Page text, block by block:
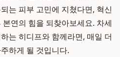
는 피부 고민에 지쳤다면, 혁신
본연의 힘을 되찾아보세요. 차세
는 히디프와 함께라면, 매일 더
하게 될 것입니다.